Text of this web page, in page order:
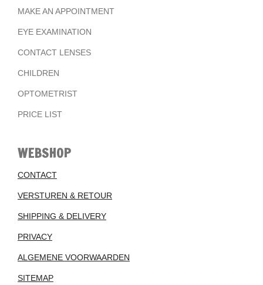
MAKE AN APPOINTMENT
EYE EXAMINATION
CONTACT LENSES
CHILDREN
OPTOMETRIST
PRICE LIST
WEBSHOP
CONTACT
VERSTUREN & RETOUR
SHIPPING & DELIVERY
PRIVACY
ALGEMENE VOORWAARDEN
SITEMAP